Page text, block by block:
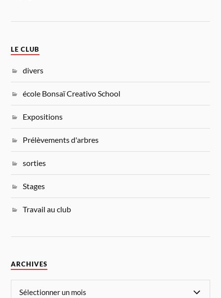
LE CLUB
divers
école Bonsaï Creativo School
Expositions
Prélèvements d'arbres
sorties
Stages
Travail au club
ARCHIVES